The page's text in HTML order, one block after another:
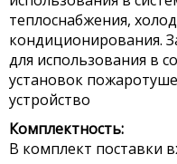
теплоснабжения,
кондиционирования.
для использования в
установок
устройство
Комплектность:
В комплект поставки